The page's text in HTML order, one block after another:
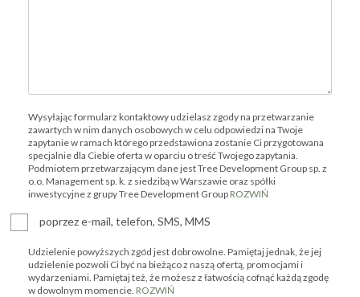
Wysyłając formularz kontaktowy udzielasz zgody na przetwarzanie
zawartych w nim danych osobowych w celu odpowiedzi na Twoje
zapytanie w ramach którego przedstawiona zostanie Ci przygotowana
specjalnie dla Ciebie oferta w oparciu o treść Twojego zapytania.
Podmiotem przetwarzającym dane jest Tree Development Group sp. z
o.o. Management sp. k. z siedzibą w Warszawie oraz spółki
inwestycyjne z grupy Tree Development Group ROZWIŃ
poprzez e-mail, telefon, SMS, MMS
Udzielenie powyższych zgód jest dobrowolne. Pamiętaj jednak, że jej
udzielenie pozwoli Ci być na bieżąco z naszą ofertą, promocjami i
wydarzeniami. Pamiętaj też, że możesz z łatwością cofnąć każdą zgodę
w dowolnym momencie. ROZWIŃ